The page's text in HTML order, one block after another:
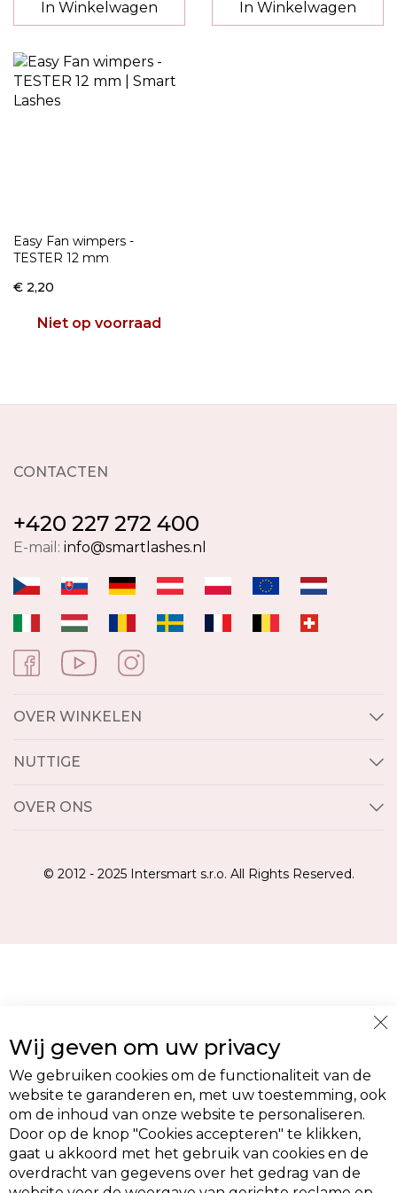
In Winkelwagen In Winkelwagen
Easy Fan wimpers -
TESTER 12 mm
€ 2,20
Niet op voorraad
CONTACTEN
+420 227 272 400
E-mail: info@smartlashes.nl
OVER WINKELEN
NUTTIGE
OVER ONS
© 2012 - 2025 Intersmart s.r.o. All Rights Reserved.
Wij geven om uw privacy
We gebruiken cookies om de functionaliteit van de
website te garanderen en, met uw toestemming, ook
om de inhoud van onze website te personaliseren.
Door op de knop "Cookies accepteren" te klikken,
gaat u akkoord met het gebruik van cookies en de
overdracht van gegevens over het gedrag van de